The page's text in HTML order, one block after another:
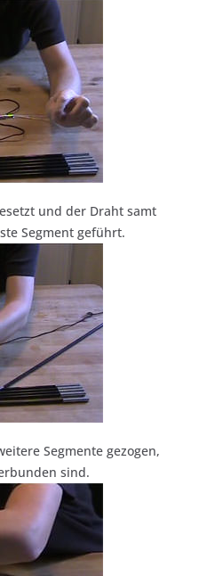
und der Draht samt
Segment geführt.
Segmente gezogen,
sind.